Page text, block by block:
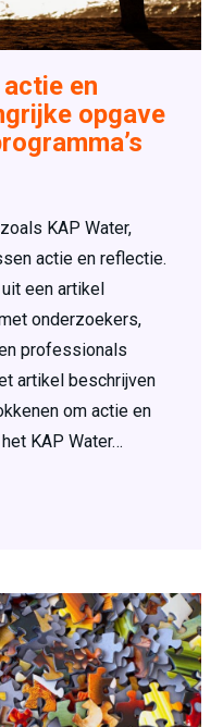
en
opgave
KAP Water,
actie en reflectie.
een artikel
onderzoekers,
professionals
artikel beschrijven
om actie en
KAP Water…